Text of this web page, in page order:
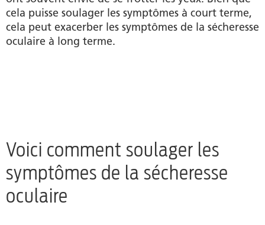
cela puisse soulager les symptômes à court terme,
cela peut exacerber les symptômes de la sécheresse
oculaire à long terme.
Voici comment soulager les
symptômes de la sécheresse
oculaire